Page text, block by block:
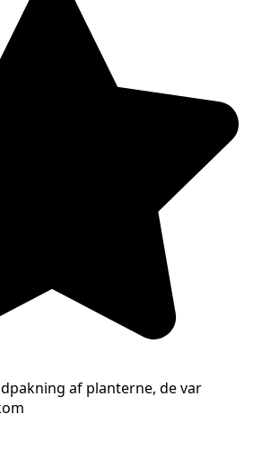
af planterne, de var